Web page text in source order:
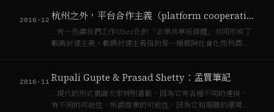
行動中形成[[諸眾]]（singu…
2016-12 杭州之外，平台合作主義（platform cooperativism）
…有一些讓我們工作Uber化的「企業共享經濟體」共同形成了
數碼封建主義。數碼封建主義指的是一種風險社會化而利潤私
2016年11月1…
2016-11 Rupali Gupte & Prasad Shetty：孟買筆記
…現代的形式裏面大家特別喜歡，因為它有各種不同的連接，
有不同的可能性，所謂商業的可能性，因為它和周圍的環境發